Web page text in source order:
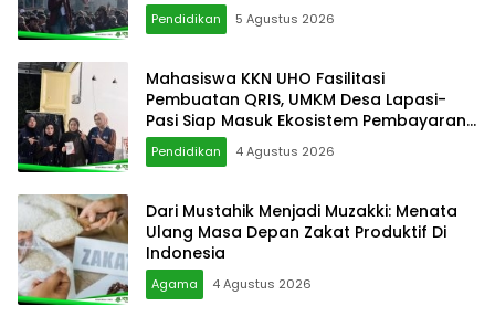
Pendidikan 5 Agustus 2026
Mahasiswa KKN UHO Fasilitasi
Pembuatan QRIS, UMKM Desa Lapasi-
Pasi Siap Masuk Ekosistem Pembayaran
Digital
Pendidikan 4 Agustus 2026
Dari Mustahik Menjadi Muzakki: Menata
Ulang Masa Depan Zakat Produktif Di
Indonesia
Agama 4 Agustus 2026